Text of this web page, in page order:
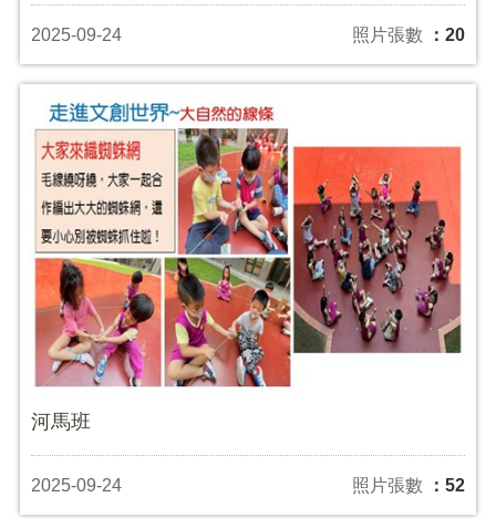
2025-09-24 照片張數 ：20
河馬班
2025-09-24 照片張數 ：52